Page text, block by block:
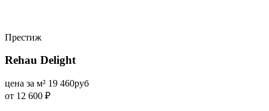
Престиж
Rehau Delight
цена за м² 19 460руб
от 12 600 ₽